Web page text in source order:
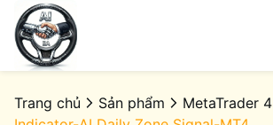
Trang chủ
Sản phẩm
MetaTrader 4
Liên hệ
Trang chủ Sản phẩm MetaTrader 4